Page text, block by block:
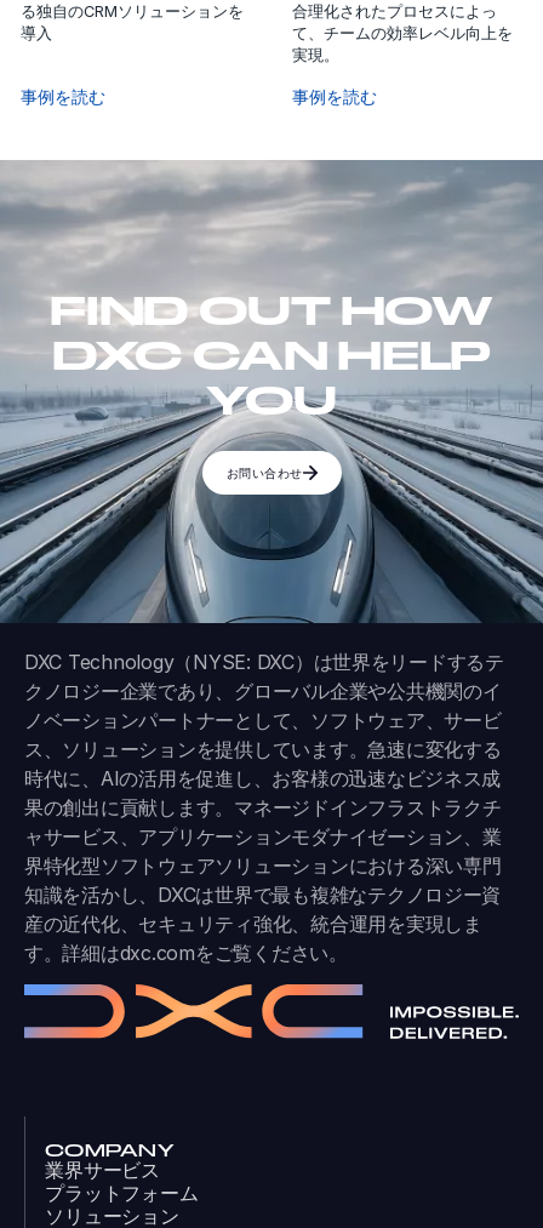
る独自のCRMソリューションを
導入
事例を読む
合理化されたプロセスによっ
て、チームの効率レベル向上を
実現。
事例を読む
FIND OUT HOW
DXC CAN HELP
YOU
お問い合わせ
DXC Technology（NYSE: DXC）は世界をリードするテ
クノロジー企業であり、グローバル企業や公共機関のイ
ノベーションパートナーとして、ソフトウェア、サービ
ス、ソリューションを提供しています。急速に変化する
時代に、AIの活用を促進し、お客様の迅速なビジネス成
果の創出に貢献します。マネージドインフラストラクチ
ャサービス、アプリケーションモダナイゼーション、業
界特化型ソフトウェアソリューションにおける深い専門
知識を活かし、DXCは世界で最も複雑なテクノロジー資
産の近代化、セキュリティ強化、統合運用を実現しま
す。詳細はdxc.comをご覧ください。
COMPANY
業界サービス
プラットフォーム
ソリューション